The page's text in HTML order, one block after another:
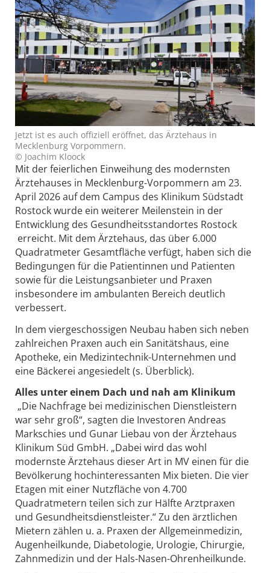
Jetzt ist es auch offiziell eröffnet, das Ärztehaus in
Mecklenburg Vorpommern.
© Joachim Kloock
Mit der feierlichen Einweihung des modernsten
Ärztehauses in Mecklenburg-Vorpommern am 23.
April 2026 auf dem Campus des Klinikum Südstadt
Rostock wurde ein weiterer Meilenstein in der
Entwicklung des Gesundheitsstandortes Rostock
erreicht. Mit dem Ärztehaus, das über 6.000
Quadratmeter Gesamtfläche verfügt, haben sich die
Bedingungen für die Patientinnen und Patienten
sowie für die Leistungsanbieter und Praxen
insbesondere im ambulanten Bereich deutlich
verbessert.
In dem viergeschossigen Neubau haben sich neben
zahlreichen Praxen auch ein Sanitätshaus, eine
Apotheke, ein Medizintechnik-Unternehmen und
eine Bäckerei angesiedelt (s. Überblick).
Alles unter einem Dach und nah am Klinikum
„Die Nachfrage bei medizinischen Dienstleistern
war sehr groß“, sagten die Investoren Andreas
Markschies und Gunar Liebau von der Ärztehaus
Klinikum Süd GmbH. „Dabei wird das wohl
modernste Ärztehaus dieser Art in MV einen für die
Bevölkerung hochinteressanten Mix bieten. Die vier
Etagen mit einer Nutzfläche von 4.700
Quadratmetern teilen sich zur Hälfte Arztpraxen
und Gesundheitsdienstleister.“ Zu den ärztlichen
Mietern zählen u. a. Praxen der Allgemeinmedizin,
Augenheilkunde, Diabetologie, Urologie, Chirurgie,
Zahnmedizin und der Hals-Nasen-Ohrenheilkunde.